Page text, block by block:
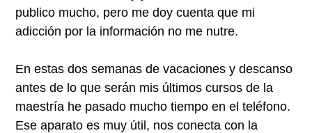
publico mucho, pero me doy cuenta que mi
adicción por la información no me nutre.
En estas dos semanas de vacaciones y descanso
antes de lo que serán mis últimos cursos de la
maestría he pasado mucho tiempo en el teléfono.
Ese aparato es muy útil, nos conecta con la